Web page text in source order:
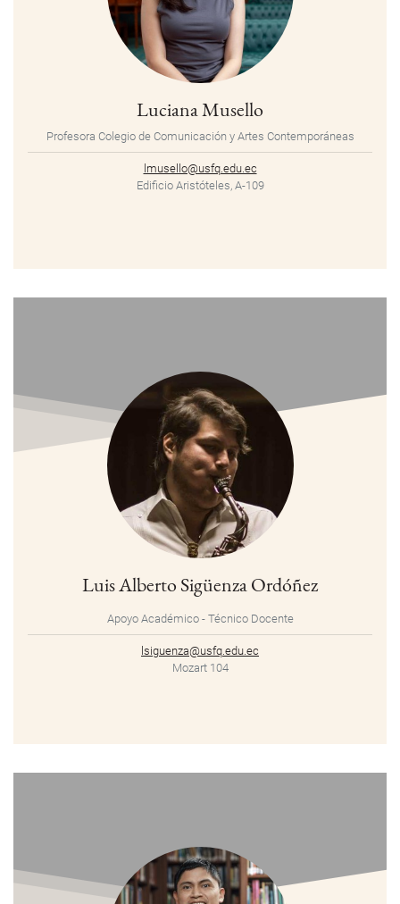
Luciana Musello
Profesora Colegio de Comunicación y Artes Contemporáneas
lmusello@usfq.edu.ec
Edificio Aristóteles, A-109
Luis Alberto Sigüenza Ordóñez
Apoyo Académico - Técnico Docente
lsiguenza@usfq.edu.ec
Mozart 104